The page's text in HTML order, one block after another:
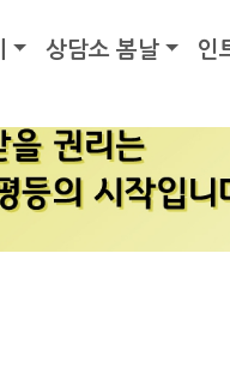
상담소 봄날 인